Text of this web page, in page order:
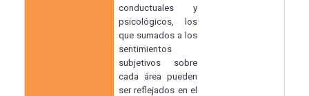
conductuales y
psicológicos, los
que sumados a los
sentimientos
subjetivos sobre
cada área pueden
ser reflejados en el